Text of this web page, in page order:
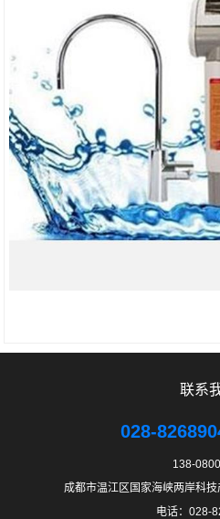
联系
028-
138-
成都市温江区国家海峡两岸科
电话：028-